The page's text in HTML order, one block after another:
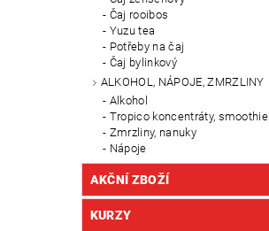
Čaj rooibos
Yuzu tea
Potřeby na čaj
Čaj bylinkový
ALKOHOL, NÁPOJE, ZMRZLINY
Alkohol
Tropico koncentráty, smoothie
Zmrzliny, nanuky
Nápoje
AKČNÍ ZBOŽÍ
KURZY